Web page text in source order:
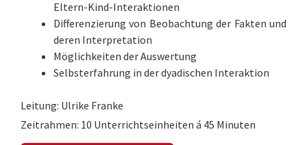
Eltern-Kind-Interaktionen
Differenzierung von Beobachtung der Fakten und
deren Interpretation
Möglichkeiten der Auswertung
Selbsterfahrung in der dyadischen Interaktion
Leitung: Ulrike Franke
Zeitrahmen: 10 Unterrichtseinheiten á 45 Minuten